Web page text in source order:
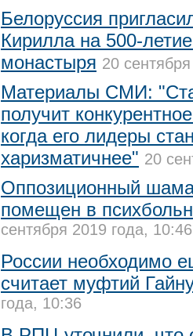
Белоруссия
Кирилла на 500-
монастыря 20
Материалы СМИ:
получит
когда его лидеры
харизматичнее" 20
Оппозиционный
помещен в
сентября 2019 года, 10:46
России необходимо
считает муфтий
года, 10:36